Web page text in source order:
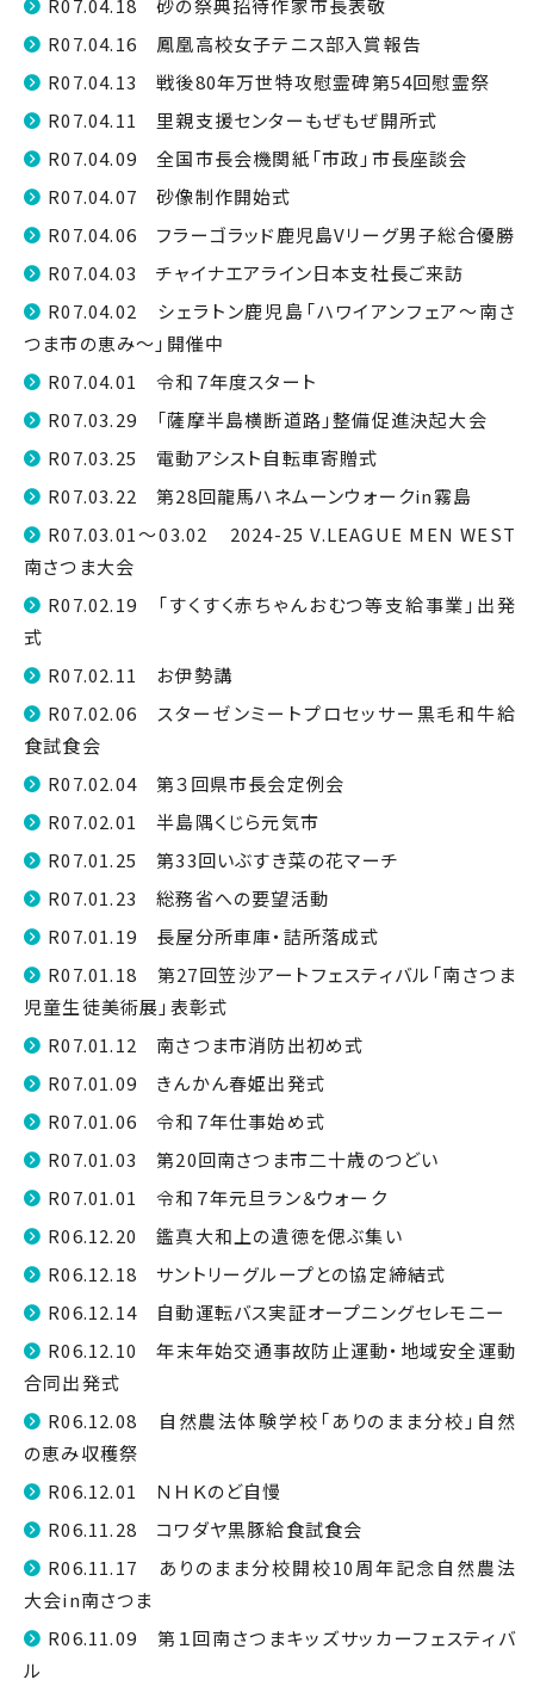
R07.04.18 砂の祭典招待作家市長表敬
R07.04.16 鳳凰高校女子テニス部入賞報告
R07.04.13 戦後80年万世特攻慰霊碑第54回慰霊祭
R07.04.11 里親支援センターもぜもぜ開所式
R07.04.09 全国市長会機関紙「市政」市長座談会
R07.04.07 砂像制作開始式
R07.04.06 フラーゴラッド鹿児島Vリーグ男子総合優勝
R07.04.03 チャイナエアライン日本支社長ご来訪
R07.04.02 シェラトン鹿児島「ハワイアンフェア〜南さ
つま市の恵み〜」開催中
R07.04.01 令和７年度スタート
R07.03.29 「薩摩半島横断道路」整備促進決起大会
R07.03.25 電動アシスト自転車寄贈式
R07.03.22 第28回龍馬ハネムーンウォークin霧島
R07.03.01～03.02 2024-25 V.LEAGUE MEN WEST
南さつま大会
R07.02.19 「すくすく赤ちゃんおむつ等支給事業」出発
式
R07.02.11 お伊勢講
R07.02.06 スターゼンミートプロセッサー黒毛和牛給
食試食会
R07.02.04 第３回県市長会定例会
R07.02.01 半島隅くじら元気市
R07.01.25 第33回いぶすき菜の花マーチ
R07.01.23 総務省への要望活動
R07.01.19 長屋分所車庫・詰所落成式
R07.01.18 第27回笠沙アートフェスティバル「南さつま
児童生徒美術展」表彰式
R07.01.12 南さつま市消防出初め式
R07.01.09 きんかん春姫出発式
R07.01.06 令和７年仕事始め式
R07.01.03 第20回南さつま市二十歳のつどい
R07.01.01 令和７年元旦ラン＆ウォーク
R06.12.20 鑑真大和上の遺徳を偲ぶ集い
R06.12.18 サントリーグループとの協定締結式
R06.12.14 自動運転バス実証オープニングセレモニー
R06.12.10 年末年始交通事故防止運動・地域安全運動
合同出発式
R06.12.08 自然農法体験学校「ありのまま分校」自然
の恵み収穫祭
R06.12.01 ＮＨＫのど自慢
R06.11.28 コワダヤ黒豚給食試食会
R06.11.17 ありのまま分校開校10周年記念自然農法
大会in南さつま
R06.11.09 第１回南さつまキッズサッカーフェスティバ
ル